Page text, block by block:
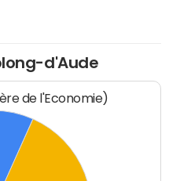
d'Aude
de l'Economie)